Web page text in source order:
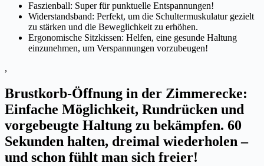
Faszienball: Super für punktuelle Entspannungen!
Widerstandsband: Perfekt, um die Schultermuskulatur gezielt
zu stärken und die Beweglichkeit zu erhöhen.
Ergonomische Sitzkissen: Helfen, eine gesunde Haltung
einzunehmen, um Verspannungen vorzubeugen!
,
Brustkorb-Öffnung in der Zimmerecke:
Einfache Möglichkeit, Rundrücken und
vorgebeugte Haltung zu bekämpfen. 60
Sekunden halten, dreimal wiederholen –
und schon fühlt man sich freier!